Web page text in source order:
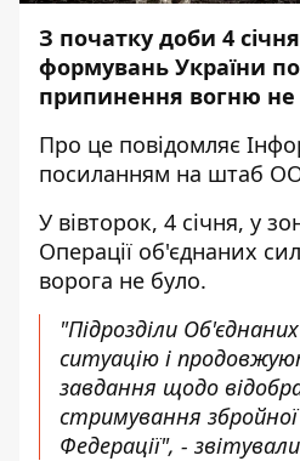
З початку доби 4
формувань України
припинення вогню не
Про це повідомляє
посиланням на штаб
У вівторок, 4 січня, у
Операції об'єднаних
ворога не було.
"Підрозділи
ситуацію і
завдання щодо
стримування збройної
Федерації", -